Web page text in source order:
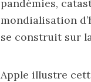
pandémies,
mondialisation
se construit sur
Apple illustre